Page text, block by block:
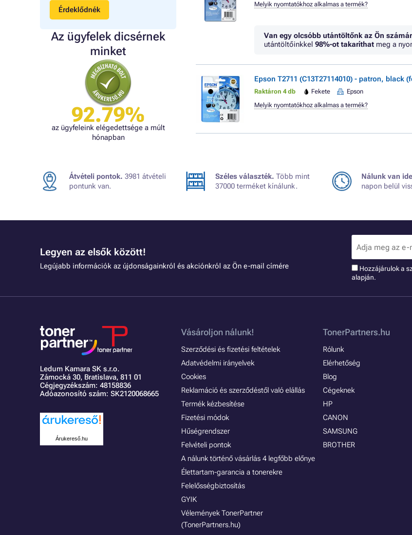
Érdeklődnék
Az ügyfelek dicsérnek
minket
92.79%
az ügyfeleink elégedettsége a múlt
hónapban
Melyik nyomtatókhoz alkalmas a termék?
Van egy olcsóbb utántöltőnk az Ön
utántöltőinkkel 98%-ot takaríthat meg a
Epson T2711 (C13T27114010) - patron, black
Raktáron 4 db Fekete Epson
Melyik nyomtatókhoz alkalmas a termék?
Átvételi pontok. 3981 átvételi
pontunk van.
Széles választék. Több mint
37000 terméket kínálunk.
Nálunk van
napon belül
Legyen az elsők között!
Legújabb információk az újdonságainkról és akciónkról az Ön e-mail címére Hozzájárulok a
alapján.
Ledum Kamara SK s.r.o.
Zámocká 30, Bratislava, 811 01
Cégjegyzékszám: 48158836
Adóazonosító szám: SK2120068665
Árukereső.hu
Vásároljon nálunk!
Szerződési és fizetési feltételek
Adatvédelmi irányelvek
Cookies
Reklamáció és szerződéstől való elállás
Termék kézbesítése
Fizetési módok
Hűségrendszer
Felvételi pontok
A nálunk történő vásárlás 4 legfőbb előnye
Élettartam-garancia a tonerekre
Felelősségbiztosítás
GYIK
Vélemények TonerPartner
(TonerPartners.hu)
TonerPartners.hu
Rólunk
Elérhetőség
Blog
Cégeknek
HP
CANON
SAMSUNG
BROTHER